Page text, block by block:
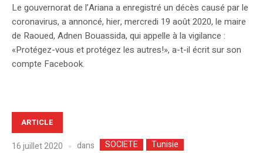
Le gouvernorat de l’Ariana a enregistré un décès causé par le
coronavirus, a annoncé, hier, mercredi 19 août 2020, le maire
de Raoued, Adnen Bouassida, qui appelle à la vigilance :
«Protégez-vous et protégez les autres!», a-t-il écrit sur son
compte Facebook.
ARTICLE
16 juillet 2020 dans SOCIETE Tunisie